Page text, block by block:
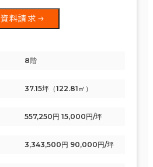
資料請求
8階
37.15坪（122.81㎡）
557,250円 15,000円/坪
3,343,500円 90,000円/坪